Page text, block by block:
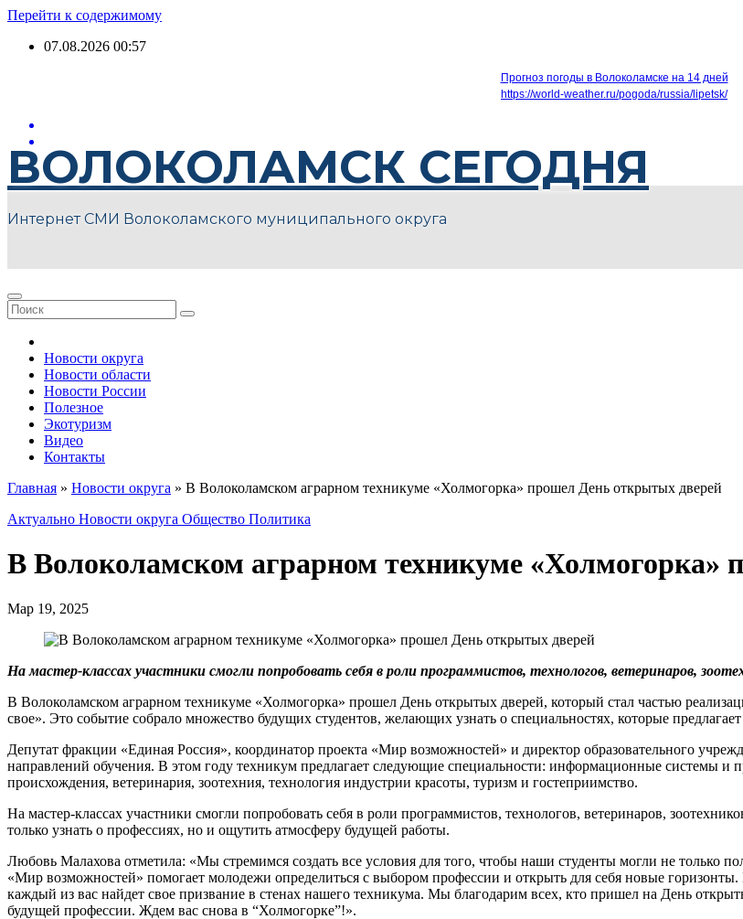
Перейти к содержимому
07.08.2026 00:57
Прогноз погоды в Волоколамске на 14 дней
https://world-weather.ru/pogoda/russia/lipetsk/
ВОЛОКОЛАМСК СЕГОДНЯ
Интернет СМИ Волоколамского муниципального округа
Новости округа
Новости области
Новости России
Полезное
Экотуризм
Видео
Контакты
Главная » Новости округа » В Волоколамском аграрном техникуме «Холмогорка» прошел День открытых дверей
Актуально Новости округа Общество Политика
В Волоколамском аграрном техникуме «Холмогорка»
Мар 19, 2025
На мастер-классах участники смогли попробовать себя в роли программистов, технологов, ветеринаров,
В Волоколамском аграрном техникуме «Холмогорка» прошел День открытых дверей, который стал частью
свое». Это событие собрало множество будущих студентов, желающих узнать о специальностях, которые
Депутат фракции «Единая Россия», координатор проекта «Мир возможностей» и директор образовательного
направлений обучения. В этом году техникум предлагает следующие специальности: информационные системы и
происхождения, ветеринария, зоотехния, технология индустрии красоты, туризм и гостеприимство.
На мастер-классах участники смогли попробовать себя в роли программистов, технологов, ветеринаров,
только узнать о профессиях, но и ощутить атмосферу будущей работы.
Любовь Малахова отметила: «Мы стремимся создать все условия для того, чтобы наши студенты могли не только
«Мир возможностей» помогает молодежи определиться с выбором профессии и открыть для себя новые
каждый из вас найдет свое призвание в стенах нашего техникума. Мы благодарим всех, кто пришел на День
будущей профессии. Ждем вас снова в “Холмогорке”!».